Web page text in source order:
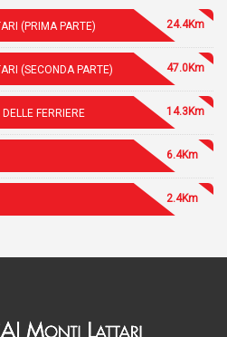
(PRIMA PARTE) 24.4Km
(SECONDA PARTE) 47.0Km
FERRIERE 14.3Km
6.4Km
2.4Km